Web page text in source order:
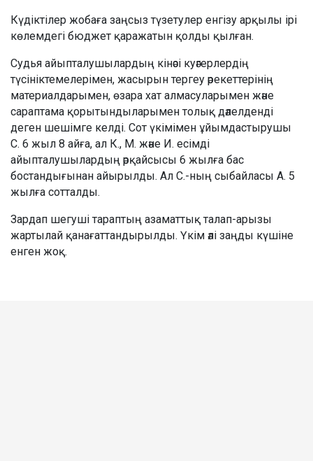
Күдіктілер жобаға заңсыз түзетулер енгізу арқылы ірі
көлемдегі бюджет қаражатын қолды қылған.
Судья айыпталушылардың кінәсі куәгерлердің
түсініктемелерімен, жасырын тергеу әрекеттерінің
материалдарымен, өзара хат алмасуларымен және
сараптама қорытындыларымен толық дәлелденді
деген шешімге келді. Сот үкімімен ұйымдастырушы
С. 6 жыл 8 айға, ал К., М. және И. есімді
айыпталушылардың әрқайсысы 6 жылға бас
бостандығынан айырылды. Ал С.-ның сыбайласы А. 5
жылға сотталды.
Зардап шегуші тараптың азаматтық талап-арызы
жартылай қанағаттандырылды. Үкім әлі заңды күшіне
енген жоқ.